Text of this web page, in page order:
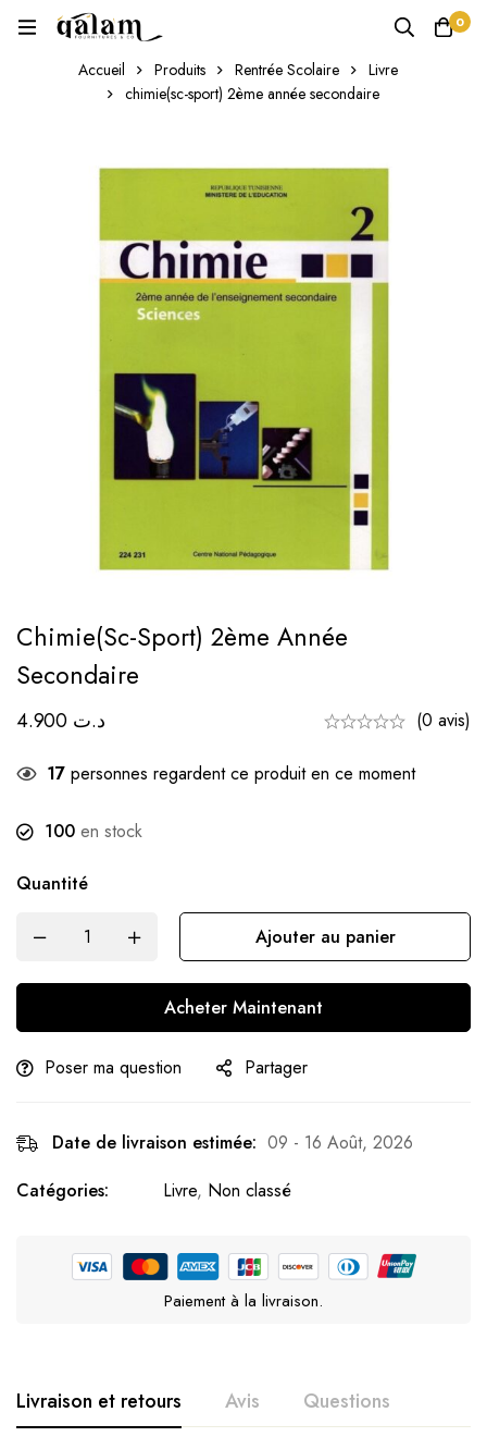
0
Accueil Produits Rentrée Scolaire
Livre
chimie(sc-sport) 2ème année secondaire
Chimie(sc-Sport) 2ème Année
Secondaire
د.ت (0 avis)
17 personnes regardent ce produit en ce moment
100 en stock
Quantité
Ajouter au panier
Acheter Maintenant
Poser ma question Partager
Date de livraison estimée: 09 - 16 Août, 2026
Catégories:
Livre, Non classé
Paiement à la livraison.
Livraison et retours Avis Questions